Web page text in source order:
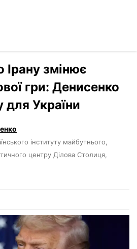
Ірану змінює
гри: Денисенко
України
інституту майбутнього,
центру Ділова Столиця,